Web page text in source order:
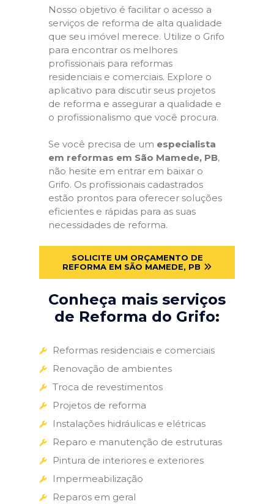
Nosso objetivo é facilitar o acesso a
serviços de reforma de alta qualidade
que seu imóvel merece. Utilize o Grifo
para encontrar os melhores
profissionais para reformas
residenciais e comerciais. Explore o
aplicativo para discutir seus projetos
de reforma e assegurar a qualidade e
o profissionalismo que você procura.
Se você precisa de um especialista
em reformas em São Mamede, PB,
não hesite em entrar em baixar o
Grifo. Os profissionais cadastrados
estão prontos para oferecer soluções
eficientes e rápidas para as suas
necessidades de reforma.
SOLICITE UM ORÇAMENTO DE
REFORMA EM SÃO MAMEDE, PB
Conheça mais serviços
de Reforma do Grifo:
Reformas residenciais e comerciais
Renovação de ambientes
Troca de revestimentos
Projetos de reforma
Instalações hidráulicas e elétricas
Reparo e manutenção de estruturas
Pintura de interiores e exteriores
Impermeabilização
Reparos em geral